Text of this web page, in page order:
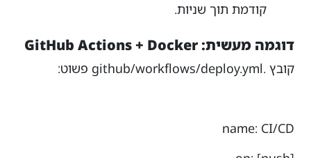
קודמת תוך שניות.
דוגמה מעשית: GitHub Actions + Docker
קובץ .github/workflows/deploy.yml פשוט:
name: CI/CD